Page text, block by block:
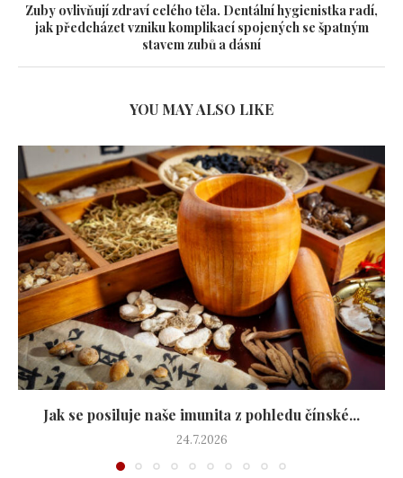
Zuby ovlivňují zdraví celého těla. Dentální hygienistka radí,
jak předcházet vzniku komplikací spojených se špatným
stavem zubů a dásní
YOU MAY ALSO LIKE
Jak se posiluje naše imunita z pohledu čínské...
24.7.2026